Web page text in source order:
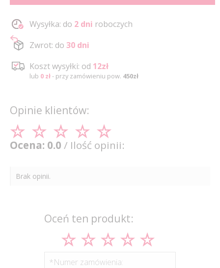
Wysyłka: do 2 dni roboczych
Zwrot: do 30 dni
Koszt wysyłki: od 12zł
lub 0 zł- przy zamówieniu pow. 450zł
Opinie klientów:
Ocena: 0.0 / Ilość opinii:
Brak opinii.
Oceń ten produkt:
*Numer zamówienia: